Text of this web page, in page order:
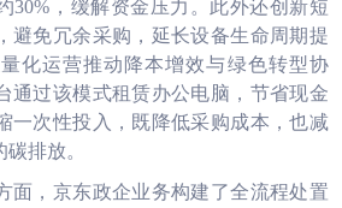
30%，缓解资金压力。此外还创新短
避免冗余采购，延长设备生命周期提
化运营推动降本增效与绿色转型协
通过该模式租赁办公电脑，节省现金
一次性投入，既降低采购成本，也减
排放。
，京东政企业务构建了全流程处置